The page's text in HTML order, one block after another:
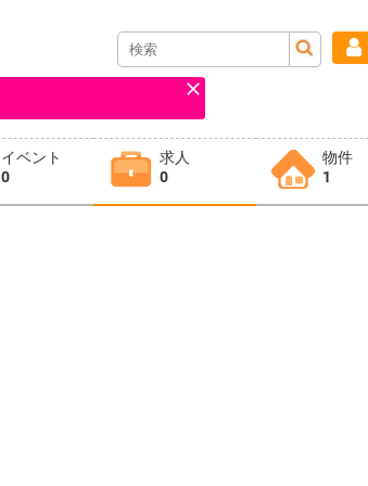
イベント
0
求人
0
物件
1